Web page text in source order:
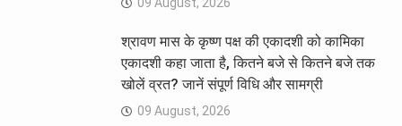
श्रावण मास के कृष्ण पक्ष की एकादशी को कामिका
एकादशी कहा जाता है, कितने बजे से कितने बजे तक
खोलें व्रत? जानें संपूर्ण विधि और सामग्री
09 August, 2026